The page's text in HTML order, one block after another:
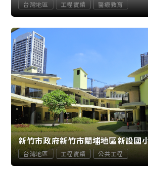
台灣地區 工程實績 醫療教育
新竹市政府新竹市關埔地區新設國
台灣地區 工程實績 公共工程